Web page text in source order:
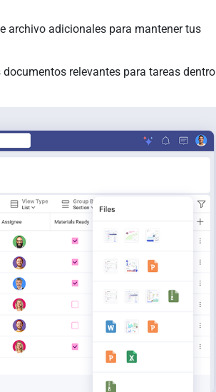
archivo adicionales para mantener tus
documentos relevantes para tareas dentro